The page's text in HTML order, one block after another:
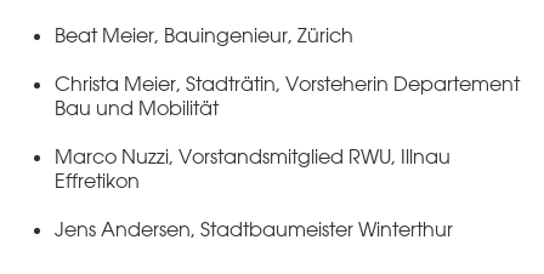
Beat Meier, Bauingenieur, Zürich
Christa Meier, Stadträtin, Vorsteherin Departement
Bau und Mobilität
Marco Nuzzi, Vorstandsmitglied RWU, Illnau
Effretikon
Jens Andersen, Stadtbaumeister Winterthur